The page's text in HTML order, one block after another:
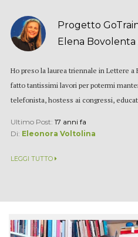
Progetto
Elena Bovolenta
Ho preso la laurea triennale in Lettere a
fatto tantissimi lavori per potermi
telefonista, hostess ai congressi,
Ultimo Post: 17 anni fa
Di: Eleonora Voltolina
LEGGI TUTTO